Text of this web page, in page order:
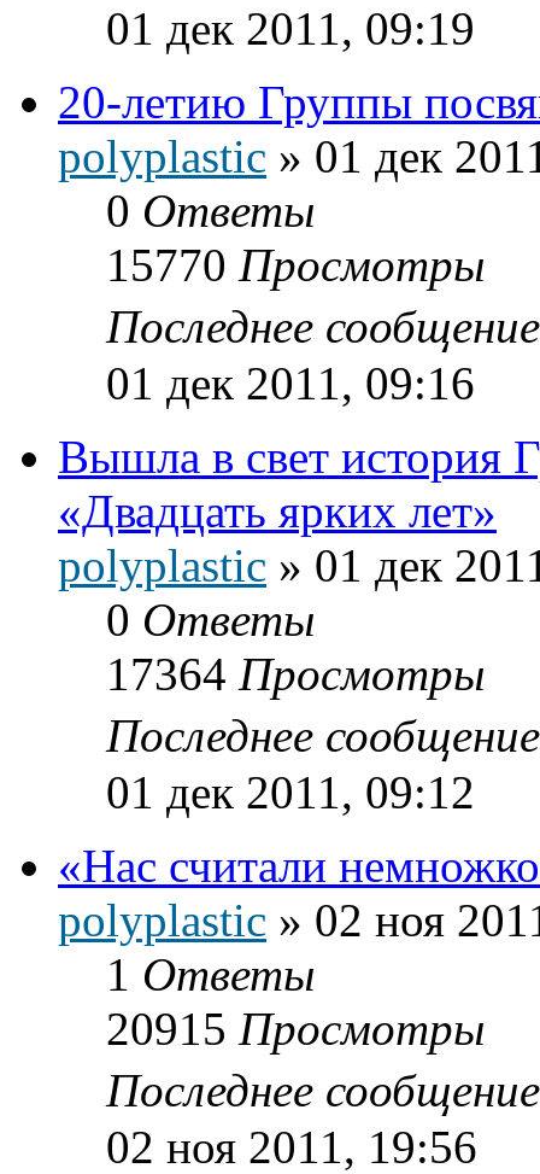
01 дек 2011, 09:19
20-летию Группы
polyplastic » 01 дек
0 Ответы
15770 Просмотры
Последнее
01 дек 2011, 09:16
Вышла в свет
«Двадцать ярких лет»
polyplastic » 01 дек
0 Ответы
17364 Просмотры
Последнее
01 дек 2011, 09:12
«Нас считали
polyplastic » 02 ноя
1 Ответы
20915 Просмотры
Последнее
02 ноя 2011, 19:56